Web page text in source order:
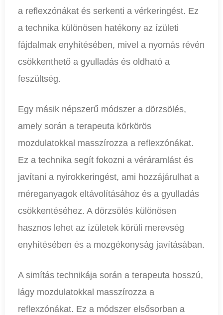
a reflexzónákat és serkenti a vérkeringést. Ez
a technika különösen hatékony az ízületi
fájdalmak enyhítésében, mivel a nyomás révén
csökkenthető a gyulladás és oldható a
feszültség.
Egy másik népszerű módszer a dörzsölés,
amely során a terapeuta körkörös
mozdulatokkal masszírozza a reflexzónákat.
Ez a technika segít fokozni a véráramlást és
javítani a nyirokkeringést, ami hozzájárulhat a
méreganyagok eltávolításához és a gyulladás
csökkentéséhez. A dörzsölés különösen
hasznos lehet az ízületek körüli merevség
enyhítésében és a mozgékonyság javításában.
A simítás technikája során a terapeuta hosszú,
lágy mozdulatokkal masszírozza a
reflexzónákat. Ez a módszer elsősorban a